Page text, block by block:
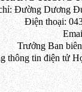
Đường Dương
Điện thoại:
Trưởng Ban
thông tin điện tử